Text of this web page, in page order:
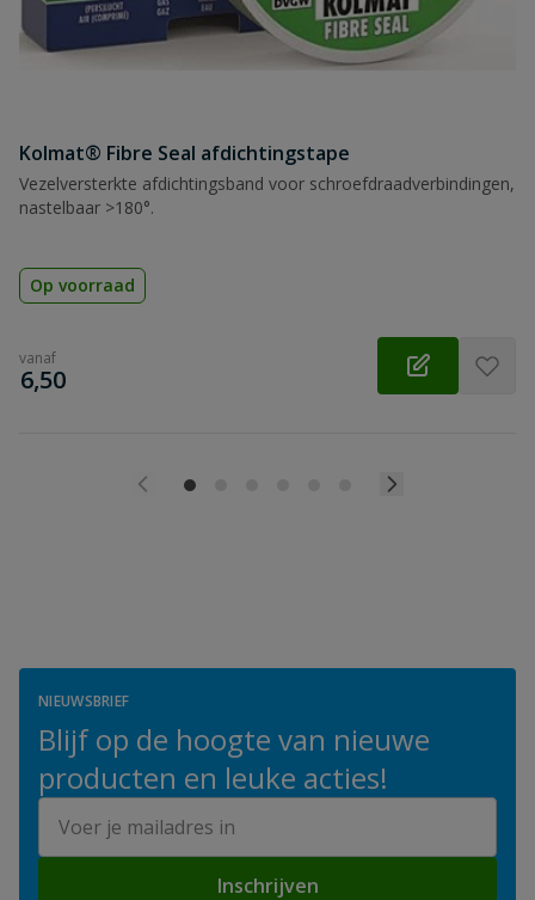
Kolmat® Fibre Seal afdichtingstape
Vezelversterkte afdichtingsband voor schroefdraadverbindingen,
nastelbaar >180°.
Op voorraad
vanaf
€
6,50
NIEUWSBRIEF
Blijf op de hoogte van nieuwe
producten en leuke acties!
Inschrijven